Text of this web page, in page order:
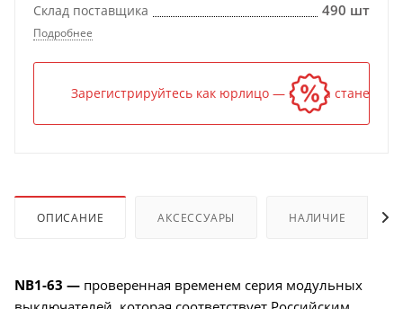
Склад поставщика
490 шт
Подробнее
Зарегистрируйтесь как юрлицо — и цена станет
ОПИСАНИЕ АКСЕССУАРЫ НАЛИЧИЕ
NB1-63 — проверенная временем серия модульных